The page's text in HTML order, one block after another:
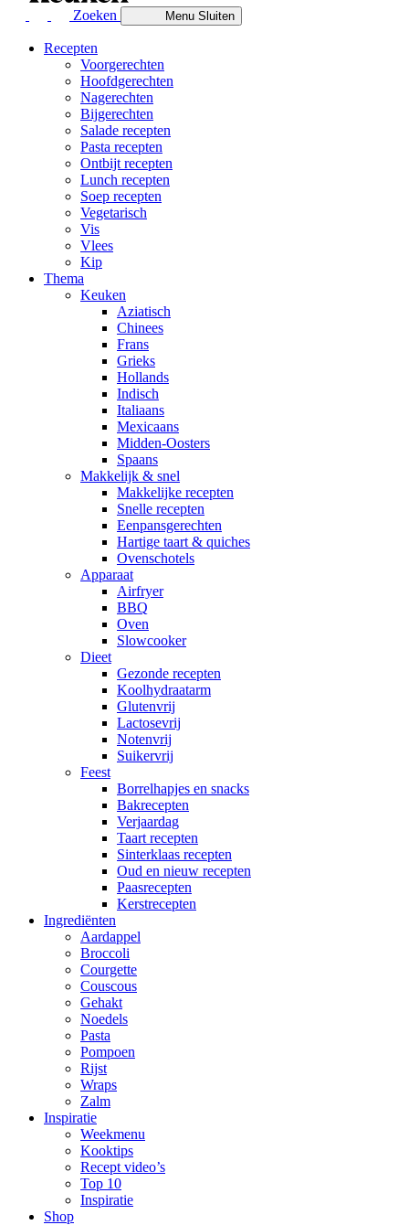
Zoeken MenuSluiten
Recepten
Voorgerechten
Hoofdgerechten
Nagerechten
Bijgerechten
Salade recepten
Pasta recepten
Ontbijt recepten
Lunch recepten
Soep recepten
Vegetarisch
Vis
Vlees
Kip
Thema
Keuken
Aziatisch
Chinees
Frans
Grieks
Hollands
Indisch
Italiaans
Mexicaans
Midden-Oosters
Spaans
Makkelijk & snel
Makkelijke recepten
Snelle recepten
Eenpansgerechten
Hartige taart & quiches
Ovenschotels
Apparaat
Airfryer
BBQ
Oven
Slowcooker
Dieet
Gezonde recepten
Koolhydraatarm
Glutenvrij
Lactosevrij
Notenvrij
Suikervrij
Feest
Borrelhapjes en snacks
Bakrecepten
Verjaardag
Taart recepten
Sinterklaas recepten
Oud en nieuw recepten
Paasrecepten
Kerstrecepten
Ingrediënten
Aardappel
Broccoli
Courgette
Couscous
Gehakt
Noedels
Pasta
Pompoen
Rijst
Wraps
Zalm
Inspiratie
Weekmenu
Kooktips
Recept video’s
Top 10
Inspiratie
Shop